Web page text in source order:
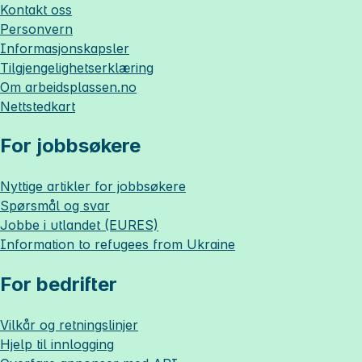
Kontakt oss
Personvern
Informasjonskapsler
Tilgjengelighetserklæring
Om arbeidsplassen.no
Nettstedkart
For jobbsøkere
Nyttige artikler for jobbsøkere
Spørsmål og svar
Jobbe i utlandet (EURES)
Information to refugees from Ukraine
For bedrifter
Vilkår og retningslinjer
Hjelp til innlogging